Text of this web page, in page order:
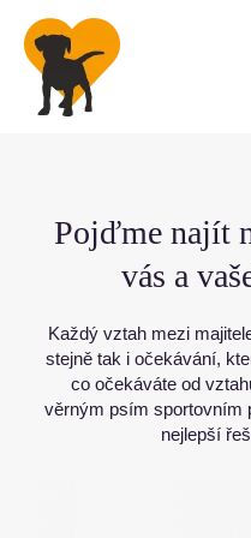
obsahu
Pojďme najít
vás a
Každý vztah mezi
stejně tak i očekávání,
co očekáváte od
věrným psím sportovním
nejlepší